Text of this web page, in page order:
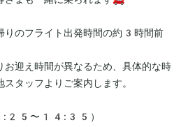
りのフライト出発時間の約3時間前
お迎え時間が異なるため、具体的な時
タッフよりご案内します。
〜14:35）